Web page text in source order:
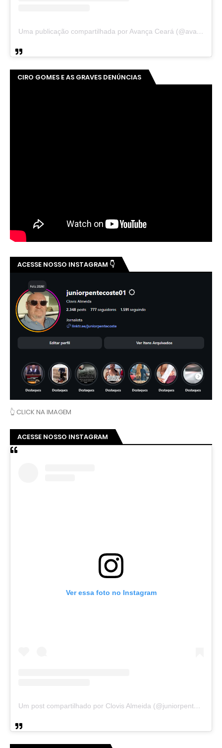
Uma publicação compartilhada por Avança Ceará (@avancaceara)
CIRO GOMES E AS GRAVES DENÚNCIAS
ACESSE NOSSO INSTAGRAM 👇
👆 CLICK NA IMAGEM
ACESSE NOSSO INSTAGRAM
Ver essa foto no Instagram
Um post compartilhado por Clovis Almeida (@juniorpentecoste01)